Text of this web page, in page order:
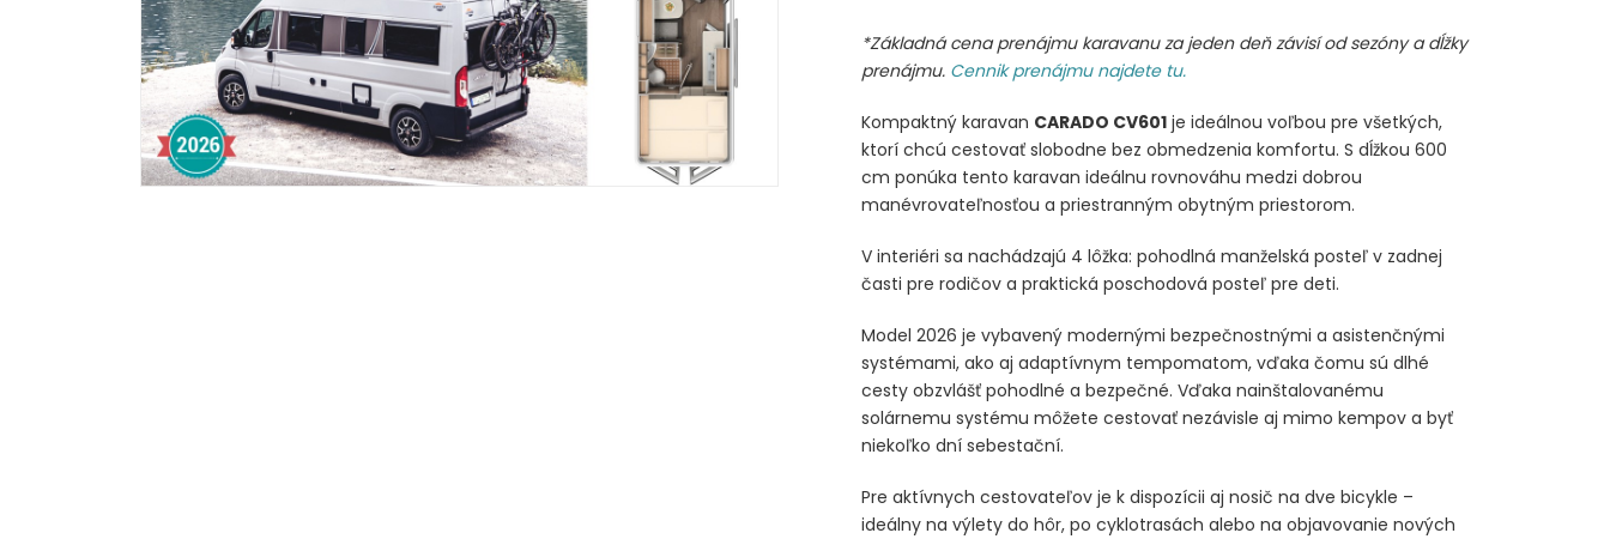
*Základná cena prenájmu karavanu za jeden deň závisí od sezóny a dĺžky
prenájmu. Cennik prenájmu najdete tu.
Kompaktný karavan CARADO CV601 je ideálnou voľbou pre všetkých,
ktorí chcú cestovať slobodne bez obmedzenia komfortu. S dĺžkou 600
cm ponúka tento karavan ideálnu rovnováhu medzi dobrou
manévrovateľnosťou a priestranným obytným priestorom.
V interiéri sa nachádzajú 4 lôžka: pohodlná manželská posteľ v zadnej
časti pre rodičov a praktická poschodová posteľ pre deti.
Model 2026 je vybavený modernými bezpečnostnými a asistenčnými
systémami, ako aj adaptívnym tempomatom, vďaka čomu sú dlhé
cesty obzvlášť pohodlné a bezpečné. Vďaka nainštalovanému
solárnemu systému môžete cestovať nezávisle aj mimo kempov a byť
niekoľko dní sebestační.
Pre aktívnych cestovateľov je k dispozícii aj nosič na dve bicykle –
ideálny na výlety do hôr, po cyklotrasách alebo na objavovanie nových